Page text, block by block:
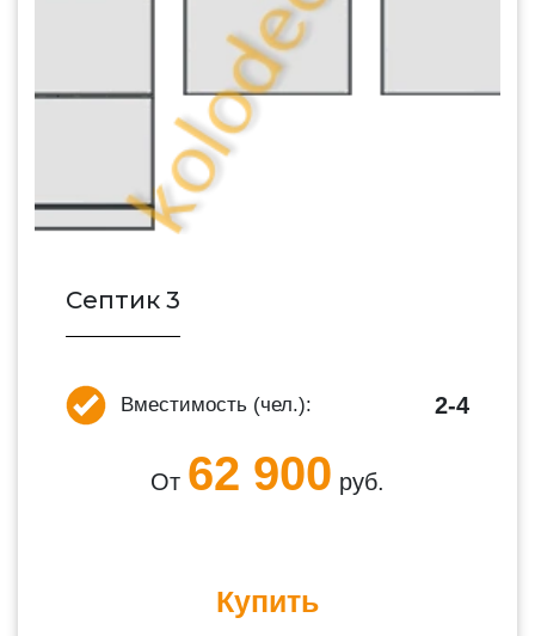
Септик 3
Вместимость (чел.): 2-4
От 62 900 руб.
Купить